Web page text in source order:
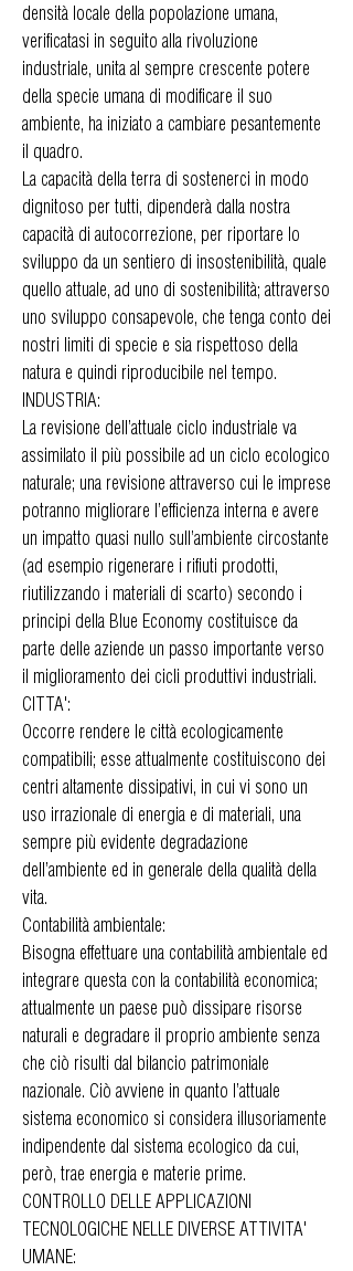
densità locale della popolazione umana,
verificatasi in seguito alla rivoluzione
industriale, unita al sempre crescente potere
della specie umana di modificare il suo
ambiente, ha iniziato a cambiare pesantemente
il quadro.
La capacità della terra di sostenerci in modo
dignitoso per tutti, dipenderà dalla nostra
capacità di autocorrezione, per riportare lo
sviluppo da un sentiero di insostenibilità, quale
quello attuale, ad uno di sostenibilità; attraverso
uno sviluppo consapevole, che tenga conto dei
nostri limiti di specie e sia rispettoso della
natura e quindi riproducibile nel tempo.
INDUSTRIA:
La revisione dell’attuale ciclo industriale va
assimilato il più possibile ad un ciclo ecologico
naturale; una revisione attraverso cui le imprese
potranno migliorare l’efficienza interna e avere
un impatto quasi nullo sull’ambiente circostante
(ad esempio rigenerare i rifiuti prodotti,
riutilizzando i materiali di scarto) secondo i
principi della Blue Economy costituisce da
parte delle aziende un passo importante verso
il miglioramento dei cicli produttivi industriali.
CITTA':
Occorre rendere le città ecologicamente
compatibili; esse attualmente costituiscono dei
centri altamente dissipativi, in cui vi sono un
uso irrazionale di energia e di materiali, una
sempre più evidente degradazione
dell’ambiente ed in generale della qualità della
vita.
Contabilità ambientale:
Bisogna effettuare una contabilità ambientale ed
integrare questa con la contabilità economica;
attualmente un paese può dissipare risorse
naturali e degradare il proprio ambiente senza
che ciò risulti dal bilancio patrimoniale
nazionale. Ciò avviene in quanto l’attuale
sistema economico si considera illusoriamente
indipendente dal sistema ecologico da cui,
però, trae energia e materie prime.
CONTROLLO DELLE APPLICAZIONI
TECNOLOGICHE NELLE DIVERSE ATTIVITA'
UMANE: